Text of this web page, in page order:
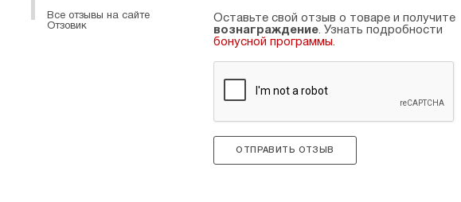
Оставьте свой отзыв о товаре и получите
вознаграждение. Узнать подробности
бонусной программы.
ОТПРАВИТЬ ОТЗЫВ
Все отзывы на сайте
Отзовик